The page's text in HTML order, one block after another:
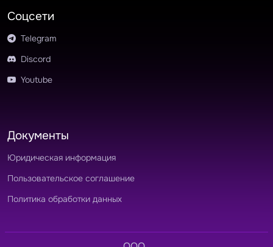
Соцсети
Telegram
Discord
Youtube
Документы
Юридическая информация
Пользовательское соглашение
Политика обработки данных